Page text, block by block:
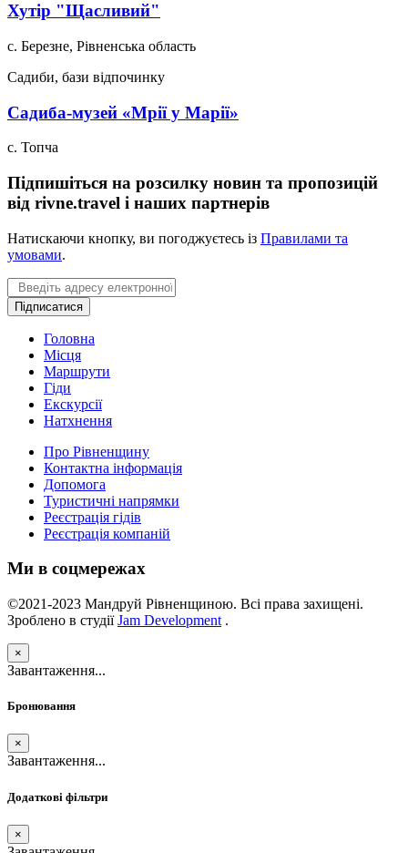
Хутір "Щасливий"
с. Березне, Рівненська область
Садиби, бази відпочинку
Садиба-музей «Мрії у Марії»
с. Топча
Підпишіться на розсилку новин та пропозицій
від rivne.travel і наших партнерів
Натискаючи кнопку, ви погоджуєтесь із Правилами та
умовами.
Email
Підписатися
Головна
Місця
Маршрути
Гіди
Екскурсії
Натхнення
Про Рівненщину
Контактна інформація
Допомога
Туристичні напрямки
Реєстрація гідів
Реєстрація компаній
Ми в соцмережах
©2021-2023 Мандруй Рівненщиною. Всі права захищені.
Зроблено в студіїJam Development .
×
Завантаження...
Бронювання
×
Завантаження...
Додаткові фільтри
×